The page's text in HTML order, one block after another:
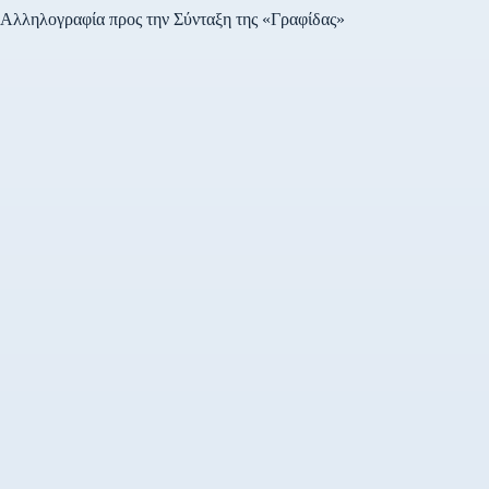
Πέμπτη…
Αλληλογραφία προς την Σύνταξη της «Γραφίδας»